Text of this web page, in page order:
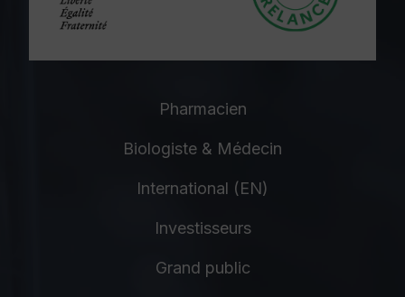
Pharmacien
Biologiste & Médecin
International (EN)
Investisseurs
Grand public